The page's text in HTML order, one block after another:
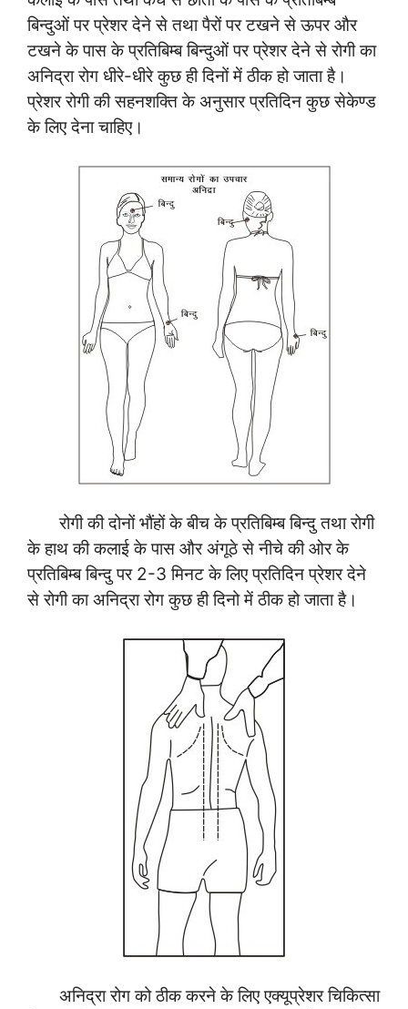
बिन्दुओं पर प्रेशर देने से तथा पैरों पर टखने से ऊपर और
टखने के पास के प्रतिबिम्ब बिन्दुओं पर प्रेशर देने से रोगी का
अनिद्रा रोग धीरे-धीरे कुछ ही दिनों में ठीक हो जाता है।
प्रेशर रोगी की सहनशक्ति के अनुसार प्रतिदिन कुछ सेकेण्ड
के लिए देना चाहिए।
रोगी की दोनों भौंहों के बीच के प्रतिबिम्ब बिन्दु तथा रोगी
के हाथ की कलाई के पास और अंगूठे से नीचे की ओर के
प्रतिबिम्ब बिन्दु पर 2-3 मिनट के लिए प्रतिदिन प्रेशर देने
से रोगी का अनिद्रा रोग कुछ ही दिनो में ठीक हो जाता है।
अनिद्रा रोग को ठीक करने के लिए एक्यूप्रेशर चिकित्सा